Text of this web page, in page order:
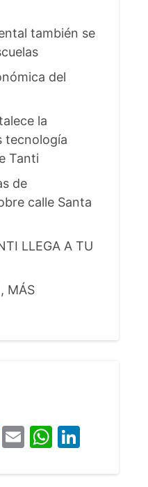
también se
del
la
tecnología
Tanti
de
calle Santa
LLEGA A TU
MÁS
Email